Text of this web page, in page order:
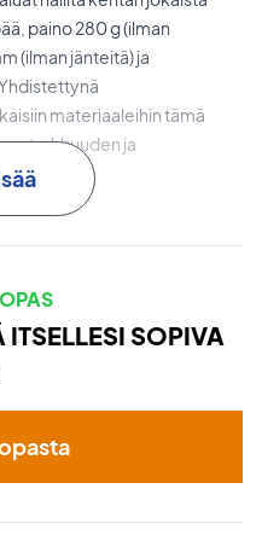
paino 280 g (ilman
(ilman jänteitä) ja
materiaaleihin tämä
tarkkuuden ja
joka vahvistaa runkoa,
räjähtävämmän
jotka parantavat
samalla vähentäen
ITSELLESI SOPIVA